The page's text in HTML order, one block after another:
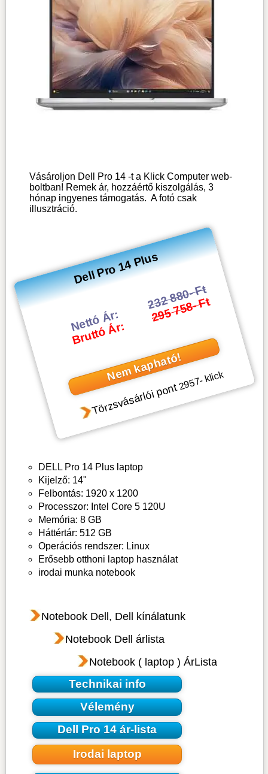
Vásároljon Dell Pro 14 -t a Klick Computer web-
boltban! Remek ár, hozzáértő kiszolgálás, 3
hónap ingyenes támogatás. A fotó csak
illusztráció.
Dell Pro 14 Plus
Nettó Ár:
Bruttó Ár:
232 880- Ft
295 758- Ft
Nem kapható!
Törzsvásárlói pont2957- klick
DELL Pro 14 Plus laptop
Kijelző: 14"
Felbontás: 1920 x 1200
Processzor: Intel Core 5 120U
Memória: 8 GB
Háttértár: 512 GB
Operációs rendszer: Linux
Erősebb otthoni laptop használat
irodai munka notebook
Notebook Dell, Dell kínálatunk
Notebook Dell árlista
Notebook ( laptop ) ÁrLista
Technikai info
Vélemény
Dell Pro 14 ár-lista
Irodai laptop